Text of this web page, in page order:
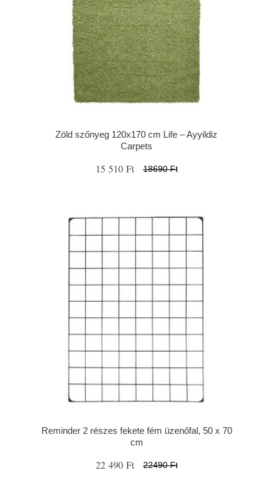
Zöld szőnyeg 120x170 cm Life – Ayyildiz
Carpets
15 510 Ft 18690 Ft
Reminder 2 részes fekete fém üzenőfal, 50 x 70
cm
22 490 Ft 22490 Ft